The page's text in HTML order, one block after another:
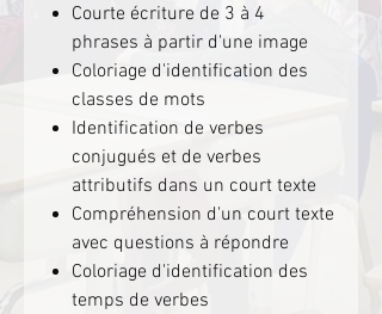
Courte écriture de 3 à 4
phrases à partir d'une image
Coloriage d'identification des
classes de mots
Identification de verbes
conjugués et de verbes
attributifs dans un court texte
Compréhension d'un court texte
avec questions à répondre
Coloriage d'identification des
temps de verbes